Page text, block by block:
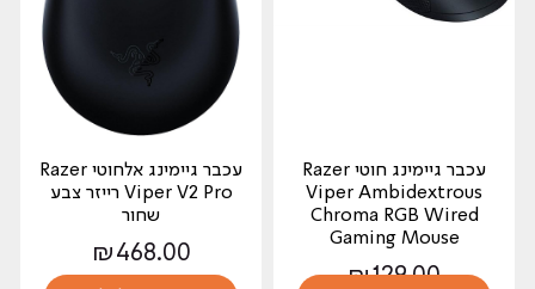
עכבר גיימינג חוטי Razer
Viper Ambidextrous
Chroma RGB Wired
Gaming Mouse
₪129.00
עכבר גיימינג ‏אלחוטי Razer
Viper V2 Pro רייזר צבע
שחור
₪ 468.00